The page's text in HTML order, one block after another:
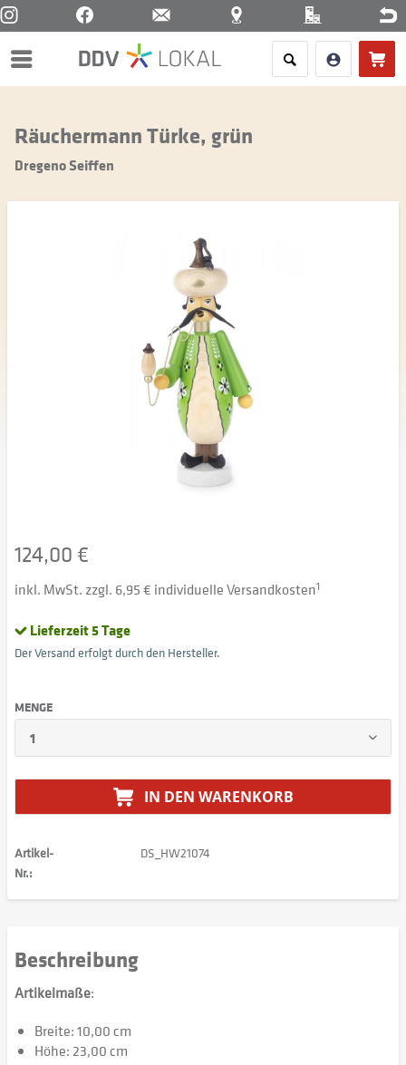
Menü
Räuchermann Türke, grün
Dregeno Seiffen
124,00 €
inkl. MwSt. zzgl. 6,95 € individuelle Versandkosten1
Lieferzeit 5 Tage
Der Versand erfolgt durch den Hersteller.
MENGE
IN DEN WARENKORB
Artikel-
Nr.:
DS_HW21074
Beschreibung
Artikelmaße:
Breite: 10,00 cm
Höhe: 23,00 cm